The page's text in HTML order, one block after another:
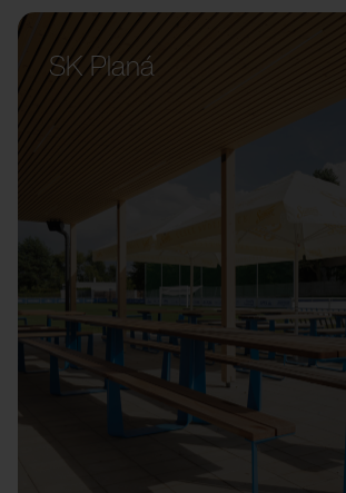
SK Planá